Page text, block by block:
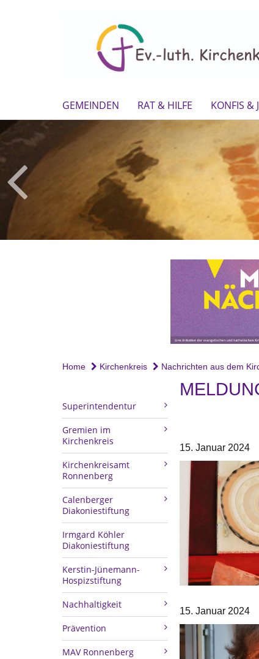
GEMEINDEN RAT & HILFE KONFIS &
Home Kirchenkreis Nachrichten aus dem
Superintendentur
Gremien im
Kirchenkreis
Kirchenkreisamt
Ronnenberg
Calenberger
Diakoniestiftung
Irmgard Köhler
Diakoniestiftung
Kerstin-Jünemann-
Hospizstiftung
Nachhaltigkeit
Prävention
MAV Ronnenberg
15. Januar 2024
15. Januar 2024